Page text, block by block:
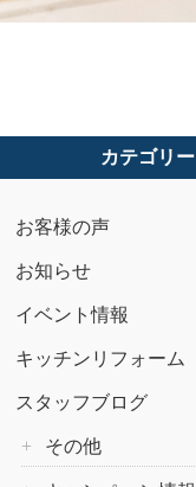
カテゴリー
お客様の声
お知らせ
イベント情報
キッチンリフォーム
スタッフブログ
その他